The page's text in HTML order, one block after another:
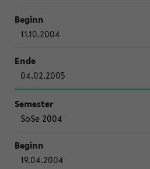
11.10.2004
04.02.2005
SoSe 2004
19.04.2004